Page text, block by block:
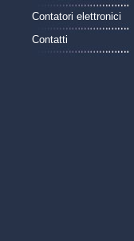
Contatori elettronici
Contatti